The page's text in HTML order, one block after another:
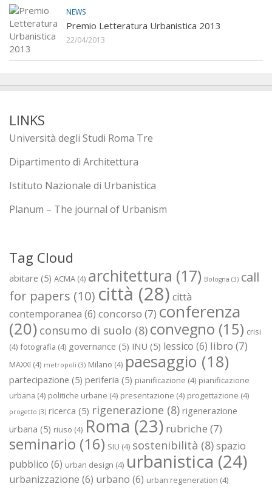
NEWS
Premio Letteratura Urbanistica 2013
22/04/2013
LINKS
Università degli Studi Roma Tre
Dipartimento di Architettura
Istituto Nazionale di Urbanistica
Planum – The journal of Urbanism
Tag Cloud
abitare (5) ACMA (4) architettura (17) Bologna (3) call
for papers (10) città (28) città
contemporanea (6) concorso (7) conferenza
(20) consumo di suolo (8) convegno (15) crisi
(4) fotografia (4) governance (5) INU (5) lessico (6) libro (7)
MAXXI (4) metropoli (3) Milano (4) paesaggio (18)
partecipazione (5) periferia (5) pianificazione (4) pianificazione
urbana (4) politiche urbane (4) presentazione (4) progettazione (4)
progetto (3) ricerca (5) rigenerazione (8) rigenerazione
urbana (5) riuso (4) Roma (23) rubriche (7)
seminario (16) SIU (4) sostenibilità (8)spazio
pubblico (6) urban design (4) urbanistica (24)
urbanizzazione (6) urbano (6) urban regeneration (4)